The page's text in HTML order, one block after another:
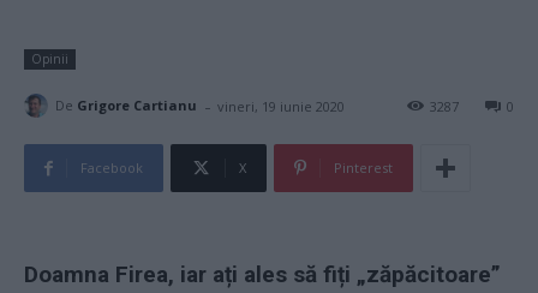
Opinii
De Grigore Cartianu - vineri, 19 iunie 2020 0
3287
Facebook X Pinterest
Doamna Firea, iar ați ales să fiți „zăpăcitoare”